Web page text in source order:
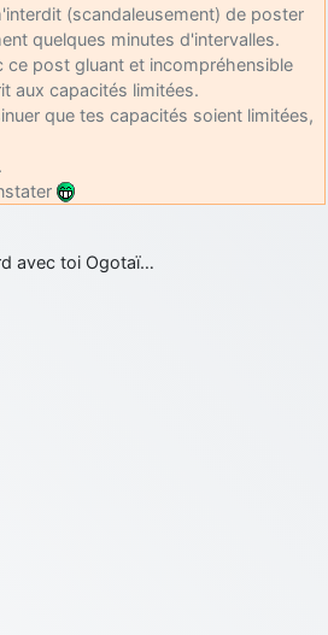
(scandaleusement) de poster
quelques minutes d'intervalles.
ce post gluant et incompréhensible
aux capacités limitées.
que tes capacités soient limitées,
avec toi Ogotaï…